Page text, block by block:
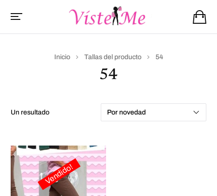
Inicio Tallas del producto 54
54
un resultado
Vendido!